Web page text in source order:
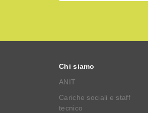
Chi siamo
ANIT
Cariche sociali e staff
tecnico